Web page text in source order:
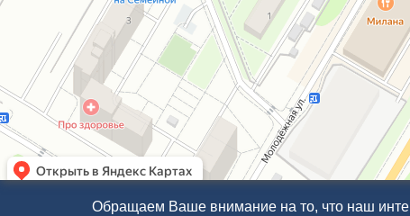
Обращаем Ваше внимание на то, что наш